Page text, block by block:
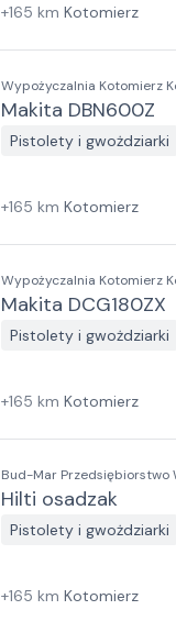
+165 km Kotomierz
Wypożyczalnia Kotomierz
Makita DBN600Z
Pistolety i gwożdziarki
+165 km Kotomierz
Wypożyczalnia Kotomierz
Makita DCG180ZX
Pistolety i gwożdziarki
+165 km Kotomierz
Bud-Mar Przedsiębiorstwo
Hilti osadzak
Pistolety i gwożdziarki
+165 km Kotomierz